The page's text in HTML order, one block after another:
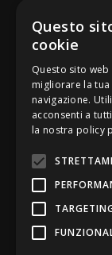
Be Bankers è
Questo
cookie
Questo sito
migliorare la
navigazione.
acconsenti a
la nostra policy